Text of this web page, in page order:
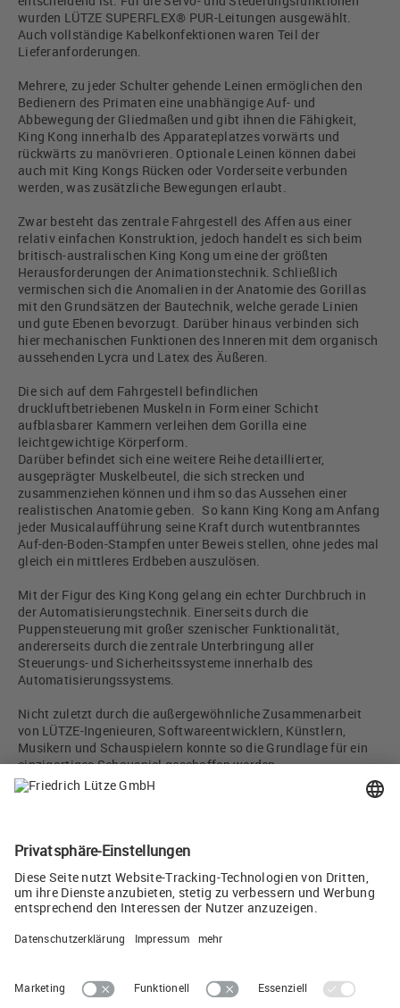
wurden LÜTZE SUPERFLEX® PUR-Leitungen ausgewählt.
Auch vollständige Kabelkonfektionen waren Teil der
Lieferanforderungen.
Mehrere, zu jeder Schulter gehende Leinen ermöglichen den
Bedienern des Primaten eine unabhängige Auf- und
Abbewegung der Gliedmaßen und gibt ihnen die Fähigkeit,
King Kong innerhalb des Apparateplatzes vorwärts und
rückwärts zu manövrieren. Optionale Leinen können dabei
auch mit King Kongs Rücken oder Vorderseite verbunden
werden, was zusätzliche Bewegungen erlaubt.
Zwar besteht das zentrale Fahrgestell des Affen aus einer
relativ einfachen Konstruktion, jedoch handelt es sich beim
britisch-australischen King Kong um eine der größten
Herausforderungen der Animationstechnik. Schließlich
vermischen sich die Anomalien in der Anatomie des Gorillas
mit den Grundsätzen der Bautechnik, welche gerade Linien
und gute Ebenen bevorzugt. Darüber hinaus verbinden sich
hier mechanischen Funktionen des Inneren mit dem organisch
aussehenden Lycra und Latex des Äußeren.
Die sich auf dem Fahrgestell befindlichen
druckluftbetriebenen Muskeln in Form einer Schicht
aufblasbarer Kammern verleihen dem Gorilla eine
leichtgewichtige Körperform.
Darüber befindet sich eine weitere Reihe detaillierter,
ausgeprägter Muskelbeutel, die sich strecken und
zusammenziehen können und ihm so das Aussehen einer
realistischen Anatomie geben. So kann King Kong am Anfang
jeder Musicalaufführung seine Kraft durch wutentbranntes
Auf-den-Boden-Stampfen unter Beweis stellen, ohne jedes mal
gleich ein mittleres Erdbeben auszulösen.
Mit der Figur des King Kong gelang ein echter Durchbruch in
der Automatisierungstechnik. Einerseits durch die
Puppensteuerung mit großer szenischer Funktionalität,
andererseits durch die zentrale Unterbringung aller
Steuerungs- und Sicherheitssysteme innerhalb des
Automatisierungssystems.
Nicht zuletzt durch die außergewöhnliche Zusammenarbeit
von LÜTZE-Ingenieuren, Softwareentwicklern, Künstlern,
Musikern und Schauspielern konnte so die Grundlage für ein
einzigartiges Schauspiel geschaffen werden.
Twittern